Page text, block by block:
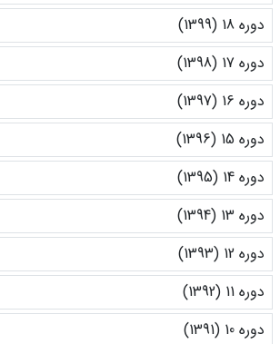
دوره 18 (1399)
دوره 17 (1398)
دوره 16 (1397)
دوره 15 (1396)
دوره 14 (1395)
دوره 13 (1394)
دوره 12 (1393)
دوره 11 (1392)
دوره 10 (1391)